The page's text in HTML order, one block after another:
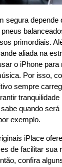
segura depende
primordiais.
aliada na
o iPhone
Por isso,
sempre
quando
exemplo.
iPlace
de facilitar sua
confira